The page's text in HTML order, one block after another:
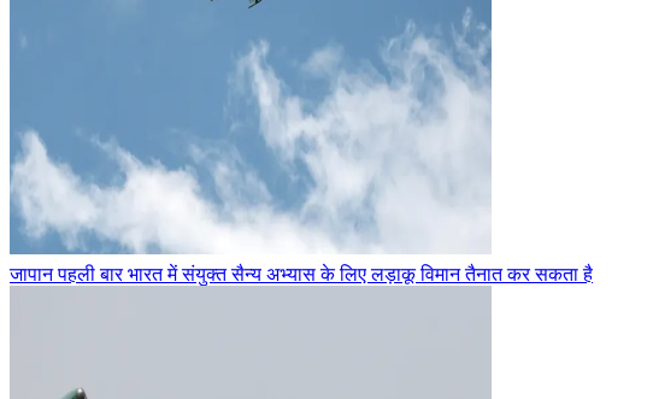
जापान पहली बार भारत में संयुक्त सैन्य अभ्यास के लिए लड़ाकू विमान तैनात कर सकता है